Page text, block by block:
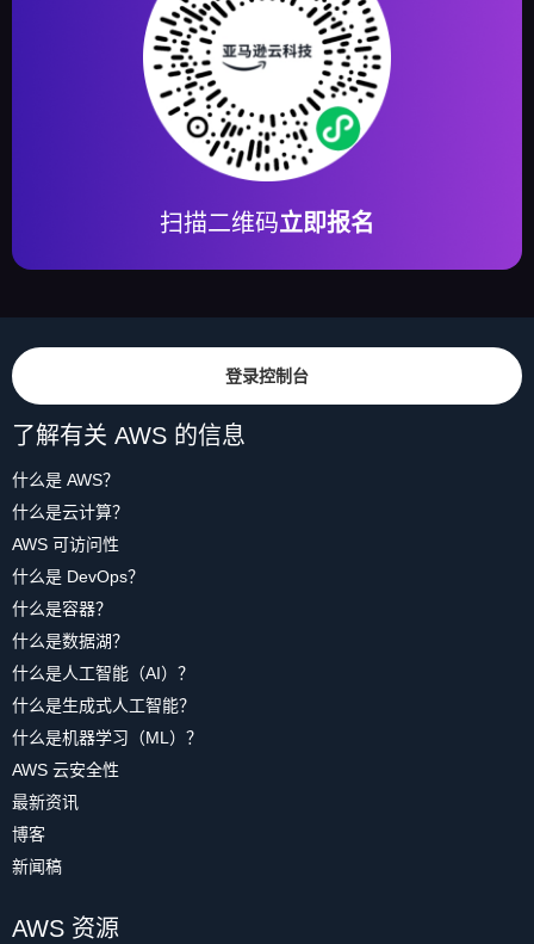
扫描二维码立即报名
登录控制台
了解有关 AWS 的信息
什么是 AWS？
什么是云计算？
AWS 可访问性
什么是 DevOps？
什么是容器？
什么是数据湖？
什么是人工智能（AI）？
什么是生成式人工智能？
什么是机器学习（ML）？
AWS 云安全性
最新资讯
博客
新闻稿
AWS 资源